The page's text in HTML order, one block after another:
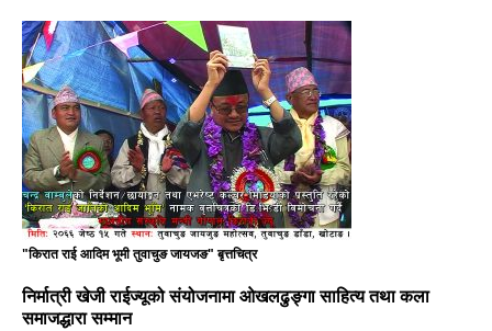
"किरात राई आदिम भूमी तुवाचुङ जायजङ" बृत्तचित्र
निर्मात्री खेजी राईज्यूको संयोजनामा ओखलढुङ्गा साहित्य तथा कला
समाजद्धारा सम्मान